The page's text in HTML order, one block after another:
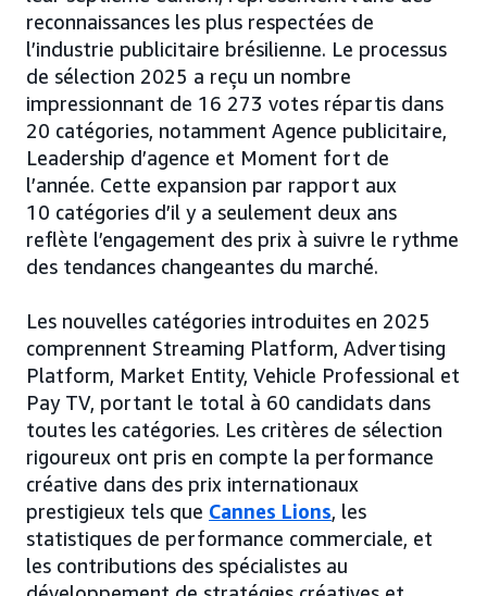
reconnaissances les plus respectées de
l’industrie publicitaire brésilienne. Le processus
de sélection 2025 a reçu un nombre
impressionnant de 16 273 votes répartis dans
20 catégories, notamment Agence publicitaire,
Leadership d’agence et Moment fort de
l’année. Cette expansion par rapport aux
10 catégories d’il y a seulement deux ans
reflète l’engagement des prix à suivre le rythme
des tendances changeantes du marché.
Les nouvelles catégories introduites en 2025
comprennent Streaming Platform, Advertising
Platform, Market Entity, Vehicle Professional et
Pay TV, portant le total à 60 candidats dans
toutes les catégories. Les critères de sélection
rigoureux ont pris en compte la performance
créative dans des prix internationaux
prestigieux tels que Cannes Lions, les
statistiques de performance commerciale, et
les contributions des spécialistes au